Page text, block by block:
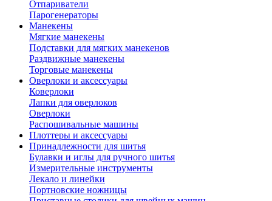
Отпариватели
Парогенераторы
Манекены
Мягкие манекены
Подставки для мягких манекенов
Раздвижные манекены
Торговые манекены
Оверлоки и аксессуары
Коверлоки
Лапки для оверлоков
Оверлоки
Распошивальные машины
Плоттеры и аксессуары
Принадлежности для шитья
Булавки и иглы для ручного шитья
Измерительные инструменты
Лекало и линейки
Портновские ножницы